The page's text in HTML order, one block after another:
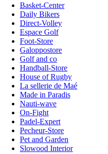
Basket-Center
Daily Bikers
Direct-Volley
Espace Golf
Foot-Store
Galoppostore
Golf and co
Handball-Store
House of Rugby
La sellerie de Maé
Made in Paradis
Nauti-wave
On-Fight
Padel-Expert
Pecheur-Store
Pet and Garden
Slowood Interior